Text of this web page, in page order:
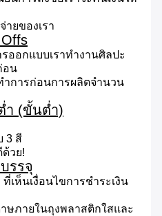
ายของเรา
ออกแบบเราทำงานศิลปะ
อน
ำการก่อนการผลิตจำนวน
ำ (ขั้นต่ำ)
3 สี
วย!
รรจุ
ที่เห็นเงื่อนไขการชำระเงิน
ษภายในถุงพลาสติกใสและ